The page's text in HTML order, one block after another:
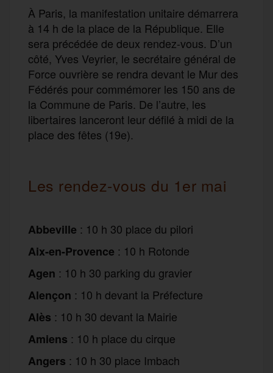
À Paris, la manifestation unitaire démarrera
à 14 h de la place de la République. Elle
sera précédée de deux rendez-vous. D’un
côté, Yves Veyrier, le secrétaire général de
Force ouvrière se rendra devant le Mur des
Fédérés pour commémorer les 150 ans de
la Commune de Paris. De l’autre, les
libertaires lanceront leur défilé à midi de la
place des fêtes (19e).
Les rendez-vous du 1er mai
Abbeville : 10 h 30 place du pilori
Aix-en-Provence : 10 h Rotonde
Agen : 10 h 30 parking du gravier
Alençon : 10 h devant la Préfecture
Alès : 10 h 30 devant la Mairie
Amiens : 10 h place du cirque
Angers : 10 h 30 place Imbach